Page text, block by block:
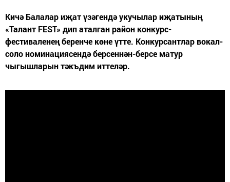
Кичә Балалар иҗат үзәгендә укучылар иҗатының
«Талант FESТ» дип аталган район конкурс-
фестиваленең беренче көне үтте. Конкурсантлар вокал-
соло номинациясендә берсеннән-берсе матур
чыгышларын тәкъдим иттеләр.